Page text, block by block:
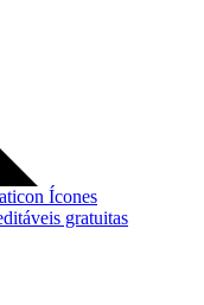
Ícones
gratuitas